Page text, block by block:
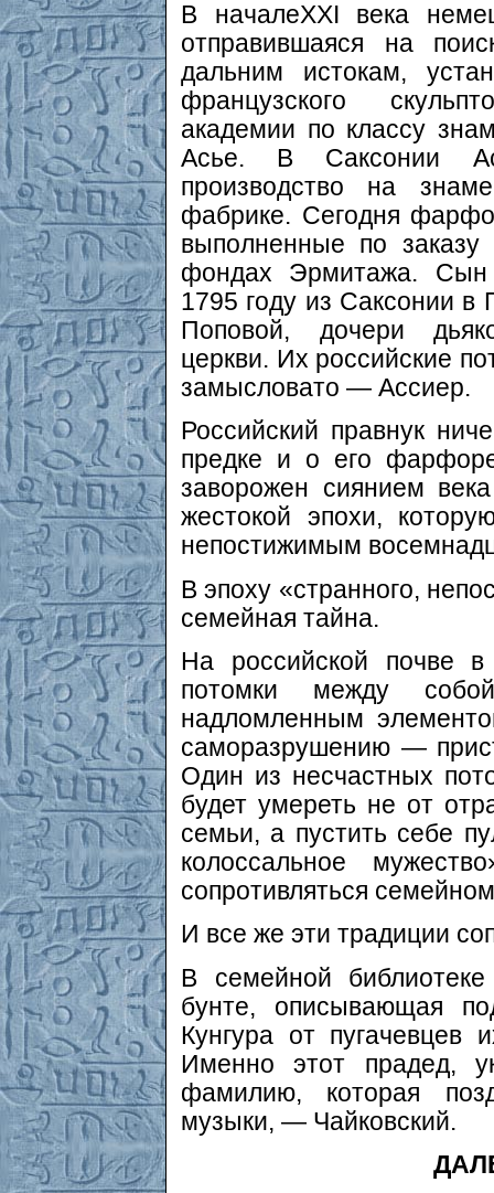
В началеXXI века
отправившаяся на
дальним истокам,
французского
академии по классу
Асье. В Саксонии
производство на
фабрике. Сегодня
выполненные по заказу
фондах Эрмитажа. Сын
1795 году из Саксонии в
Поповой, дочери
церкви. Их российские
замысловато — Ассиер.
Российский правнук
предке и о его
заворожен сиянием
жестокой эпохи,
непостижимым
В эпоху «странного,
семейная тайна.
На российской почве
потомки между
надломленным
саморазрушению —
Один из несчастных
будет умереть не от
семьи, а пустить себе
колоссальное
сопротивляться
И все же эти традиции
В семейной
бунте, описывающая
Кунгура от пугачевцев
Именно этот прадед,
фамилию, которая
музыки, — Чайковский.